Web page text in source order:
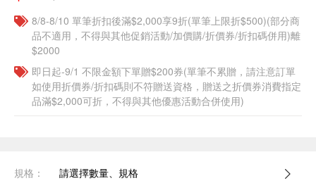
8/8-8/10 單筆折扣後滿$2,000享9折(單筆上限折$500)(部分商
品不適用，不得與其他促銷活動/加價購/折價券/折扣碼併用)離
$2000
即日起-9/1 不限金額下單贈$200券(單筆不累贈，請注意訂單
如使用折價券/折扣碼則不符贈送資格，贈送之折價券消費指定
品滿$2,000可折，不得與其他優惠活動合併使用)
規格： 請選擇數量、規格